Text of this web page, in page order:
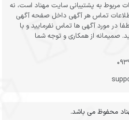
به پشتیبانی سایت مهناد است، نه
تماس هر آگهی داخل صفحه آگهی
در مورد آگهی ها تماس نفرمایید و با
صمیمانه از همکاری و توجه شما
محفوظ می باشد.